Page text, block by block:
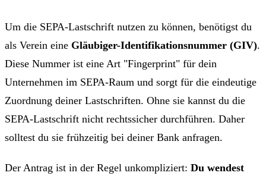
Um die SEPA-Lastschrift nutzen zu können, benötigst du
als Verein eine Gläubiger-Identifikationsnummer (GIV).
Diese Nummer ist eine Art "Fingerprint" für dein
Unternehmen im SEPA-Raum und sorgt für die eindeutige
Zuordnung deiner Lastschriften. Ohne sie kannst du die
SEPA-Lastschrift nicht rechtssicher durchführen. Daher
solltest du sie frühzeitig bei deiner Bank anfragen.
Der Antrag ist in der Regel unkompliziert: Du wendest